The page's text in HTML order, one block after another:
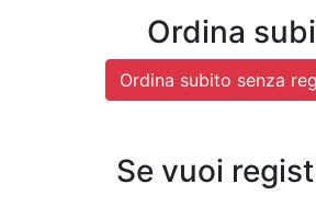
Ordina
Ordina subito senza
Se vuoi